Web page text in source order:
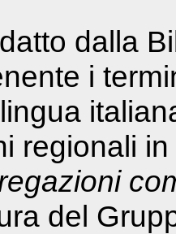
dalla
i
regionali
del